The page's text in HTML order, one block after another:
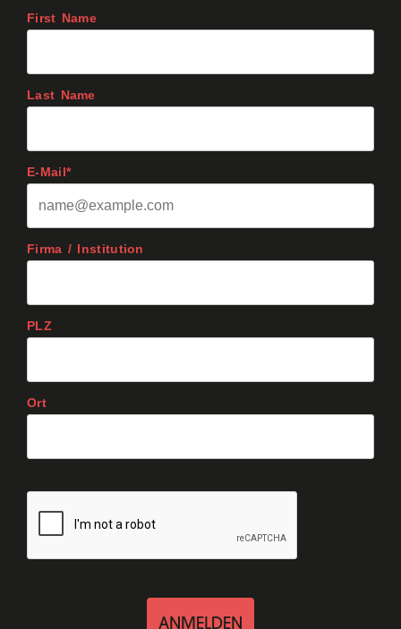
First Name
Last Name
E-Mail*
Firma / Institution
PLZ
Ort
ANMELDEN